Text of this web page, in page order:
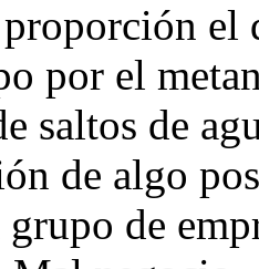
el
por el
saltos de
de algo
de